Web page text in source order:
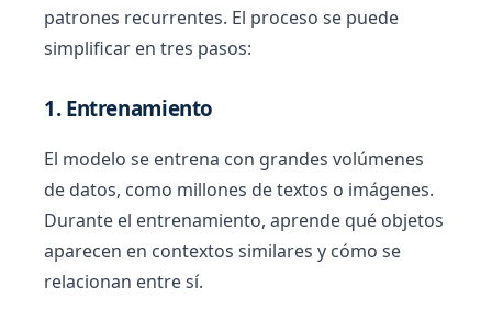
patrones recurrentes. El proceso se puede
simplificar en tres pasos:
1. Entrenamiento
El modelo se entrena con grandes volúmenes
de datos, como millones de textos o imágenes.
Durante el entrenamiento, aprende qué objetos
aparecen en contextos similares y cómo se
relacionan entre sí.